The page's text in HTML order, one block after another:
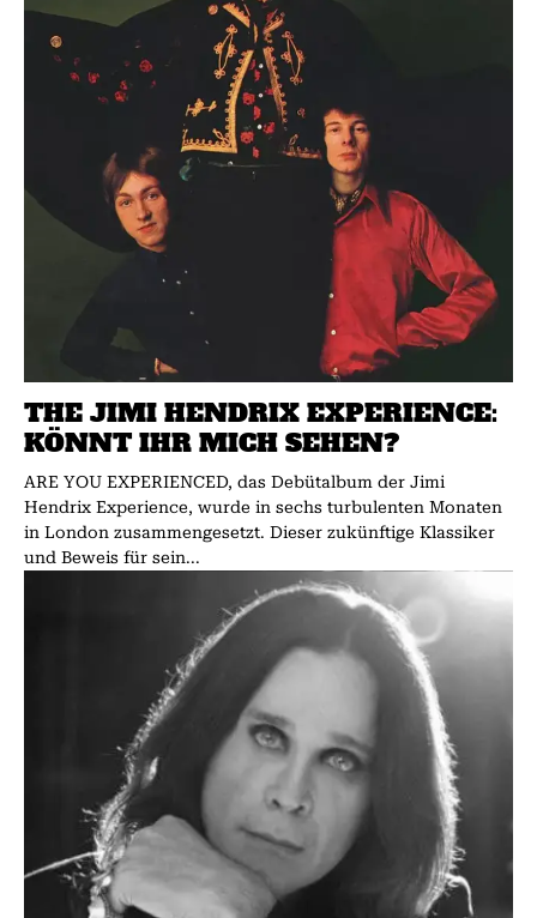
THE JIMI HENDRIX EXPERIENCE:
KÖNNT IHR MICH SEHEN?
ARE YOU EXPERIENCED, das Debütalbum der Jimi
Hendrix Experience, wurde in sechs turbulenten Monaten
in London zusammengesetzt. Dieser zukünftige Klassiker
und Beweis für sein...